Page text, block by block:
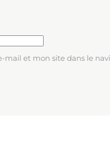
mail et mon site dans le